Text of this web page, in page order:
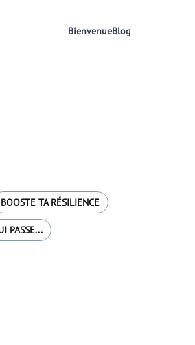
BienvenueBlog
BOOSTE TA RÉSILIENCE
PASSE...